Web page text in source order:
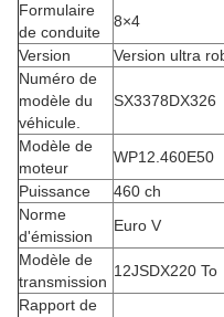
Formulaire
de conduite
8×4
Version
Version ultra
Numéro de
modèle du
véhicule.
SX3378DX326
Modèle de
moteur
WP12.460E50
Puissance
460 ch
Norme
d'émission
Euro V
Modèle de
transmission
12JSDX220 To
Rapport de